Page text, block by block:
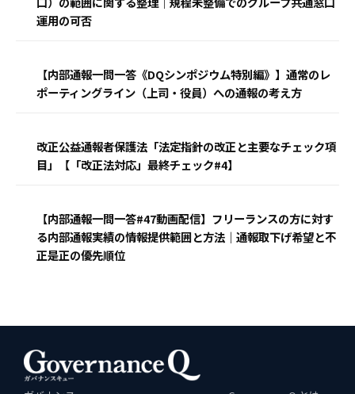
運用の可否
【内部通報一問一答《DQシンポジウム特別編》】通常のレ
ポーティングライン（上司・役員）への通報の考え方
改正公益通報者保護法「法定指針の改正と主要なチェック項
目」【「改正法対応」最終チェック#4】
【内部通報一問一答#47動画配信】フリーランスの方に対す
る内部通報実績の情報提供範囲と方法｜通報取下げ希望と不
正是正の優先順位